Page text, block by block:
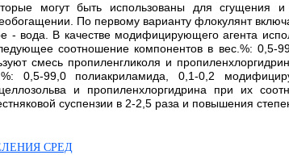
могут быть использованы для сгущения
По первому варианту флокулянт
вода. В качестве модифицирующего агента
соотношение компонентов в вес.%:
смесь пропиленгликоля и
0,5-99,0 полиакриламида, 0,1-0,2
и пропиленхлоргидрина при их
суспензии в 2-2,5 раза и повышения
СРЕД